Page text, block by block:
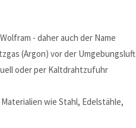
- daher auch der Name
(Argon) vor der Umgebungsluft
oder per Kaltdrahtzufuhr
wie Stahl, Edelstähle,